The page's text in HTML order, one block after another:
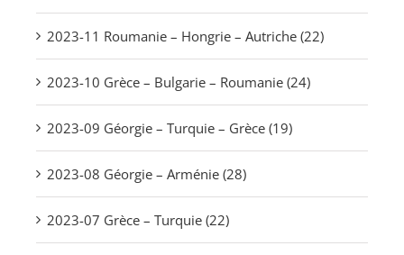
2023-11 Roumanie – Hongrie – Autriche (22)
2023-10 Grèce – Bulgarie – Roumanie (24)
2023-09 Géorgie – Turquie – Grèce (19)
2023-08 Géorgie – Arménie (28)
2023-07 Grèce – Turquie (22)